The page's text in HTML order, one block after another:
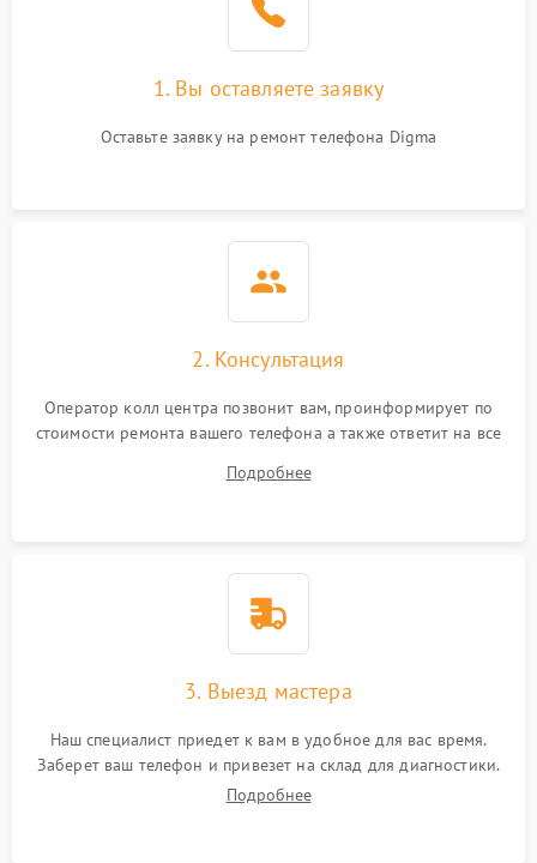
1. Вы оставляете заявку
Оставьте заявку на ремонт телефона Digma
2. Консультация
Оператор колл центра позвонит вам, проинформирует по
стоимости ремонта вашего телефона а также ответит на все
Подробнее
3. Выезд мастера
Наш специалист приедет к вам в удобное для вас время.
Заберет ваш телефон и привезет на склад для диагностики.
Подробнее